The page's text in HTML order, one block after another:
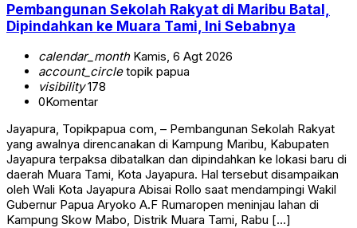
Pembangunan Sekolah Rakyat di Maribu Batal,
Dipindahkan ke Muara Tami, Ini Sebabnya
calendar_monthKamis, 6 Agt 2026
account_circletopik papua
visibility178
0Komentar
Jayapura, Topikpapua com, – Pembangunan Sekolah Rakyat
yang awalnya direncanakan di Kampung Maribu, Kabupaten
Jayapura terpaksa dibatalkan dan dipindahkan ke lokasi baru di
daerah Muara Tami, Kota Jayapura. Hal tersebut disampaikan
oleh Wali Kota Jayapura Abisai Rollo saat mendampingi Wakil
Gubernur Papua Aryoko A.F Rumaropen meninjau lahan di
Kampung Skow Mabo, Distrik Muara Tami, Rabu […]